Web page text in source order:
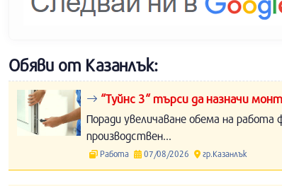
Обяви от Казанлък:
“Туйнс 3“ търси да назначи
Поради увеличаване обема на
производствен...
Работа 07/08/2026 гр.Казанлък